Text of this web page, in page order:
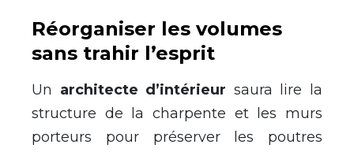
Réorganiser les volumes
sans trahir l’esprit
Un architecte d’intérieur saura lire la
structure de la charpente et les murs
porteurs pour préserver les poutres